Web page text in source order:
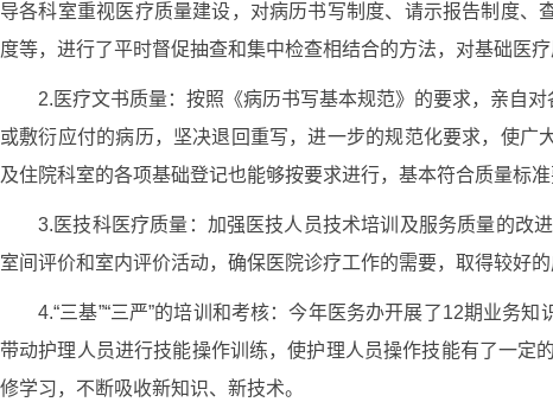
导各科室重视医疗质量建设，对病历书写制度、请示报告制度
度等，进行了平时督促抽查和集中检查相结合的方法，对基础医
2.医疗文书质量：按照《病历书写基本规范》的要求，亲自
或敷衍应付的病历，坚决退回重写，进一步的规范化要求，使
及住院科室的各项基础登记也能够按要求进行，基本符合质量标准
3.医技科医疗质量：加强医技人员技术培训及服务质量的改
室间评价和室内评价活动，确保医院诊疗工作的需要，取得较好的
4.“三基”“三严”的培训和考核：今年医务办开展了12期业务
带动护理人员进行技能操作训练，使护理人员操作技能有了一定
修学习，不断吸收新知识、新技术。